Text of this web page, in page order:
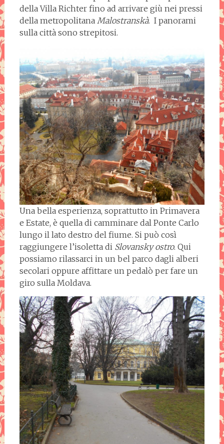
della Villa Richter fino ad arrivare giù nei pressi
della metropolitana Malostranskà. I panorami
sulla città sono strepitosi.
Una bella esperienza, soprattutto in Primavera
e Estate, è quella di camminare dal Ponte Carlo
lungo il lato destro del fiume. Si può così
raggiungere l’isoletta di Slovansky ostro. Qui
possiamo rilassarci in un bel parco dagli alberi
secolari oppure affittare un pedalò per fare un
giro sulla Moldava.